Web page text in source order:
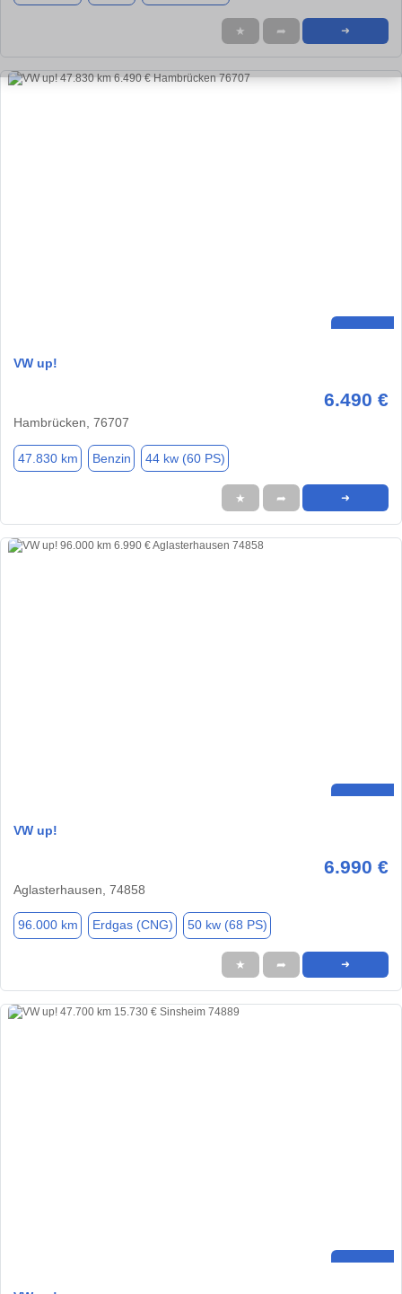
★ ➦ ➜
VW up!
6.490 €
Hambrücken, 76707
47.830 km Benzin 44 kw (60 PS)
★ ➦ ➜
VW up!
6.990 €
Aglasterhausen, 74858
96.000 km Erdgas (CNG) 50 kw (68 PS)
★ ➦ ➜